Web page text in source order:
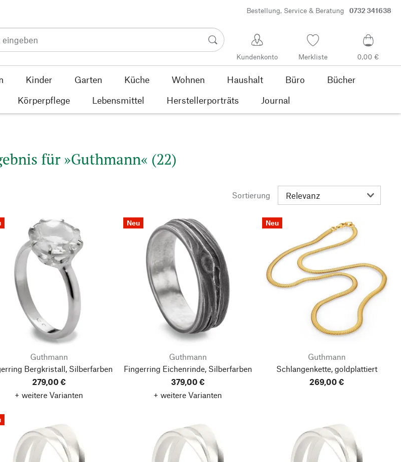
Bestellung, Service & Beratung 0732 341638
Kundenkonto Merkliste 0,00 €
Kinder Garten Küche Wohnen Haushalt Büro
Bücher
Körperpflege Lebensmittel Herstellerporträts Journal
für »Guthmann« (22)
Sortierung
Guthmann
Bergkristall, Silberfarben
279,00 €
+ weitere Varianten
Neu
Guthmann
Fingerring Eichenrinde, Silberfarben
379,00 €
+ weitere Varianten
Neu
Guthmann
Schlangenkette, goldplattiert
269,00 €